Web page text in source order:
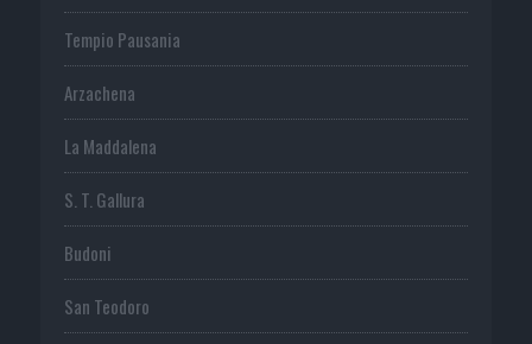
Tempio Pausania
Arzachena
La Maddalena
S. T. Gallura
Budoni
San Teodoro